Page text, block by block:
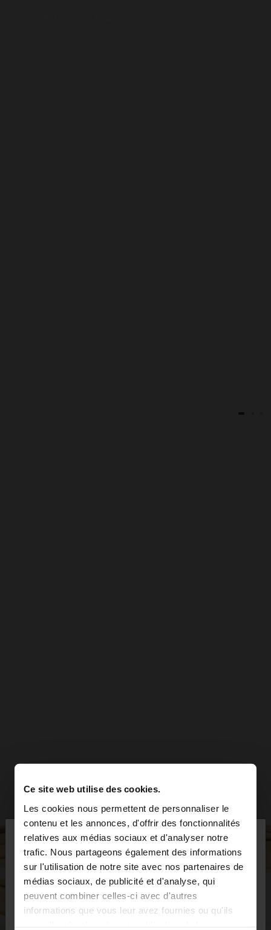
Ce site web utilise des cookies.
Les cookies nous permettent de personnaliser le
contenu et les annonces, d'offrir des fonctionnalités
relatives aux médias sociaux et d'analyser notre
trafic. Nous partageons également des informations
sur l'utilisation de notre site avec nos partenaires de
médias sociaux, de publicité et d'analyse, qui
peuvent combiner celles-ci avec d'autres
informations que vous leur avez fournies ou qu'ils
bonjour ×
Vous accédez au site depuis France. Voulez-vous
parcourir notre site au United States?